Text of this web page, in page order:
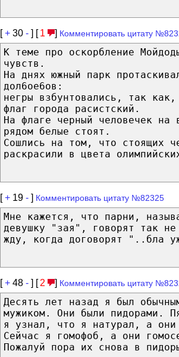
[+ 30 - ] [ 1 ] Комментировать цитату
К теме про оскорбление
чувств.
На днях южный парк
дол6ое6ов:
негры взбунтовались, так
флаг города расистский.
На флаге черный человечек на
рядом белые стоят.
Сошлись на том, что стоящих
раскрасили в цвета
[+ 19 - ] Комментировать цитату №82325
Мне кажется, что парни,
девушку "зая", говорят так
жду, когда договорят "..бла
[+ 48 - ] [ 2 ] Комментировать цитату
Десять лет назад я был
мужиком. Они были пидорами.
я узнал, что я натурал, а они
Сейчас я гомофоб, а они
Пожалуй пора их снова в